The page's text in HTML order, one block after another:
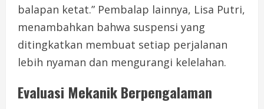
balapan ketat.” Pembalap lainnya, Lisa Putri,
menambahkan bahwa suspensi yang
ditingkatkan membuat setiap perjalanan
lebih nyaman dan mengurangi kelelahan.
Evaluasi Mekanik Berpengalaman